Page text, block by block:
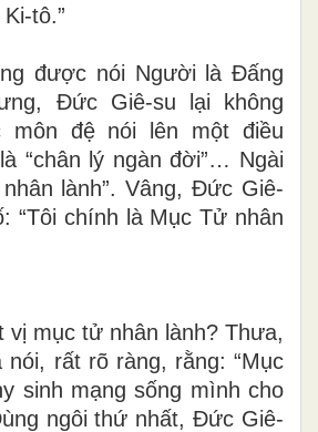
tô.”
được nói Người là Đấng
Đức Giê-su lại không
môn đệ nói lên một điều
“chân lý ngàn đời”… Ngài
lành”. Vâng, Đức Giê-
“Tôi chính là Mục Tử nhân
vị mục tử nhân lành? Thưa,
rất rõ ràng, rằng: “Mục
sinh mạng sống mình cho
ngôi thứ nhất, Đức Giê-